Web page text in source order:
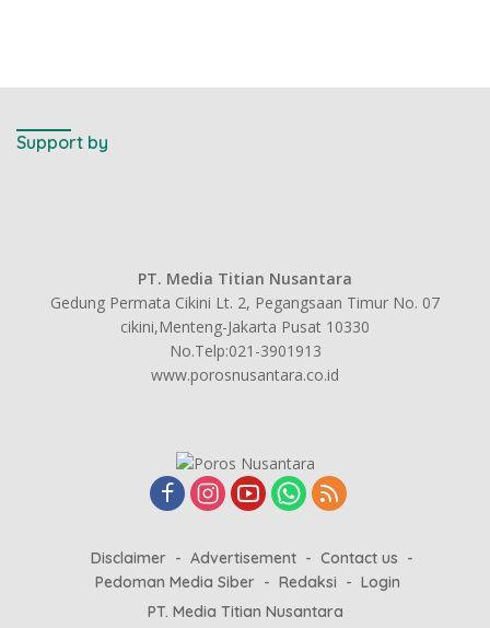
Support by
PT. Media Titian Nusantara
Gedung Permata Cikini Lt. 2, Pegangsaan Timur No. 07
cikini,Menteng-Jakarta Pusat 10330
No.Telp:021-3901913
www.porosnusantara.co.id
Disclaimer Advertisement
Contact us
Pedoman Media Siber
Redaksi
Login
PT. Media Titian Nusantara